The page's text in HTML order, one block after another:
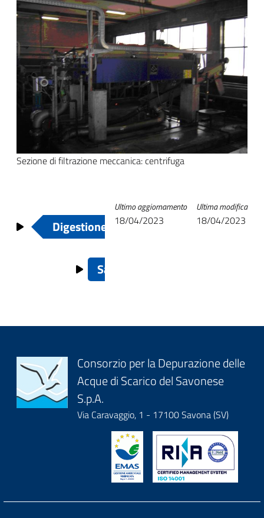
Sezione di filtrazione meccanica: centrifuga
Ultima modifica
18/04/2023
Ultimo aggiornamento
18/04/2023
Link
di
attraversamento
per
Disidratazione
meccanica
Digestione anaerobica
Su
Sanificazione
Block
it-
block-
logoeintestazionedelsito
Consorzio per la Depurazione delle
Acque di Scarico del Savonese
S.p.A.
Via Caravaggio, 1 - 17100 Savona (SV)